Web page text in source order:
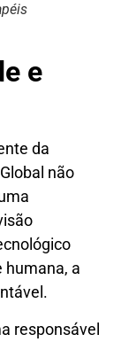
e
da
não
humana, a
responsável